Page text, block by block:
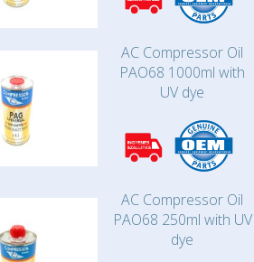
AC Compressor Oil
PAO68 1000ml with
UV dye
AC Compressor Oil
PAO68 250ml with UV
dye